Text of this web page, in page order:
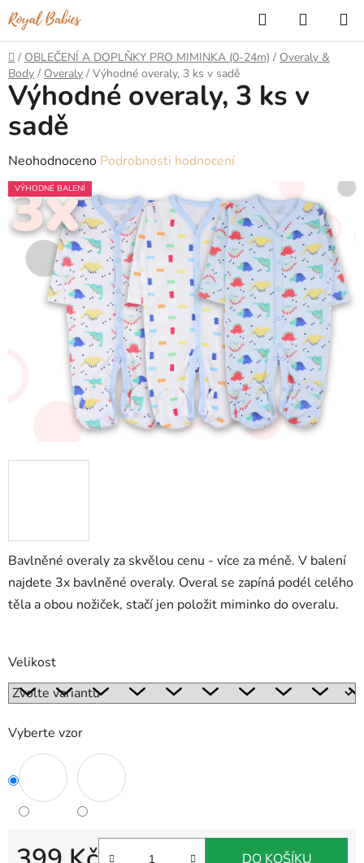
Přejít
na
obsah
Hledat
KOŠÍK
Domů
/ OBLEČENÍ A DOPLŇKY PRO MIMINKA (0-24m) / Overaly &
Body / Overaly / Výhodné overaly, 3 ks v sadě
Bavlněné overaly za skvělou cenu - více za méně. V balení
najdete 3x bavlněné overaly. Overal se zapíná podél celého
těla a obou nožiček, stačí jen položit miminko do overalu.
Velikost
Vyberte vzor
DO KOŠÍKU
Výhodné overaly, 3 ks v
sadě
Průměrné
hodnocení
produktu
je
0,0
hvězdiček.
Neohodnoceno Podrobnosti hodnocení
VÝHODNÉ BALENÍ